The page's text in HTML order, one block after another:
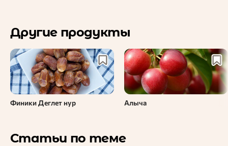
Другие продукты
Финики Деглет нур Алыча
Статьи по теме